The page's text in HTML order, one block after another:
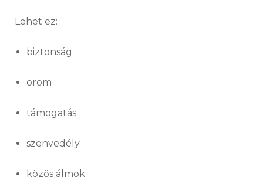
Lehet ez:
biztonság
öröm
támogatás
szenvedély
közös álmok